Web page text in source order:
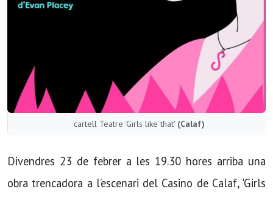
cartell Teatre 'Girls like that' (Calaf)
Divendres 23 de febrer a les 19.30 hores arriba una
obra trencadora a l’escenari del Casino de Calaf, 'Girls